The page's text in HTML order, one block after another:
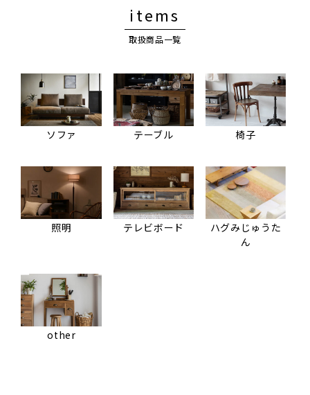
items
取扱商品一覧
ソファ テーブル 椅子
照明 テレビボード
ハグみじゅうた
ん
other